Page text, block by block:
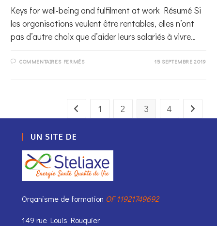
Keys for well-being and fulfilment at work Résumé Si
les organisations veulent être rentables, elles n’ont
pas d’autre choix que d’aider leurs salariés à vivre…
COMMENTAIRES FERMÉSSUR
AU TRAVAIL 19/11/18
15 SEPTEMBRE 2019
Go to the previous page
1 2 3 4 Aller à
UN SITE DE
Organisme de formation OF 11921749692
149 rue Louis Rouquier